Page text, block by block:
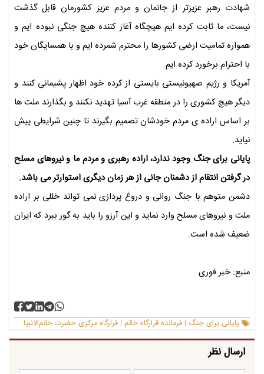
شهادت رهبر عزیزتر از جانمان و مردم عزیز کشورمان قابل گذشت
نیست، ما ثابت کرده ایم هیچگاه آغاز کننده هیچ جنگی نبوده ایم و
همواره تمامیت ارضی کشورها را محترم شمرده ایم و با همسایگان خود
با احترام برخورد کرده ایم.
آمریکا و رژیم صهیونیستی بایستی از کرده خود اظهار پشیمانی کنند و
دیگر هیچ کشوری را در منطقه غرب آسیا تهدید نکنند و بگذارند ملت ها
بر اساس اراده ی مردم خودشان تصمیم بگیرند تا چنین شرایطی پیش
نیاید.
پایانی برای جنگ وجود ندارد، اراده رهبری و مردم ما و نیروهای مسلح
در گرفتن انتقام از دشمنان جانی از هر زمان دیگری استوارتر می باشد.
دشمن متوهم با جنگ روانی و دروغ پردازی نمی تواند خللی بر اراده
ملت و نیروهای مسلح وارد نماید و این آرزو را باید به گور ببرد که ایران
ضعیف شده است.
منبع: خبر فوری
پایانی برای جنگ | فرمانده قرارگاه خاتم | قرارگاه مرکزی حضرت خاتم‌الانبیا
ارسال نظر